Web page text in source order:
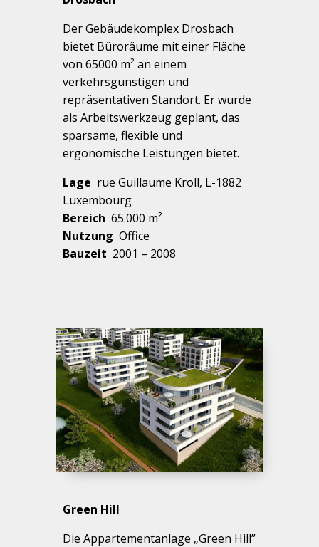
Der Gebäudekomplex Drosbach
bietet Büroräume mit einer Fläche
von 65000 m² an einem
verkehrsgünstigen und
repräsentativen Standort. Er wurde
als Arbeitswerkzeug geplant, das
sparsame, flexible und
ergonomische Leistungen bietet.
Lage rue Guillaume Kroll, L-1882
Luxembourg
Bereich 65.000 m²
Nutzung Office
Bauzeit 2001 – 2008
Green Hill
Die Appartementanlage „Green Hill”